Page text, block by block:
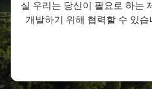
실 우리는 당신이 필요로 하는
개발하기 위해 협력할 수 있습